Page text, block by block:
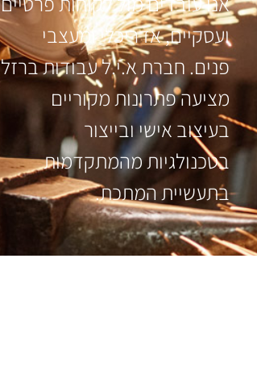
ועסקיים, אדריכלי ומעצבי
פנים. חברת א.י.ל עבודות ברזל
מציעה פתרונות מקוריים
בעיצוב אישי ובייצור
בטכנולגיות מהמתקדמות
בתעשיית המתכת.